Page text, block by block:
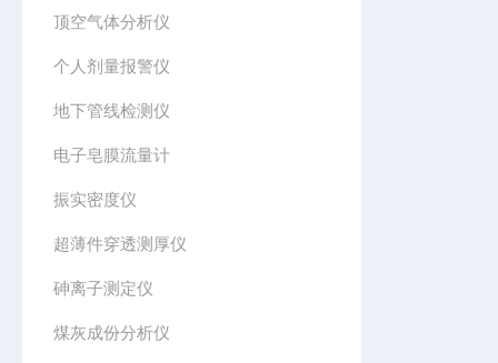
顶空气体分析仪
个人剂量报警仪
地下管线检测仪
电子皂膜流量计
振实密度仪
超薄件穿透测厚仪
砷离子测定仪
煤灰成份分析仪